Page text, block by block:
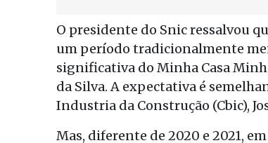
O presidente do Snic ressalvou
um período tradicionalmente
significativa do Minha Casa
da Silva. A expectativa é
Industria da Construção (Cbic),
Mas, diferente de 2020 e 2021,